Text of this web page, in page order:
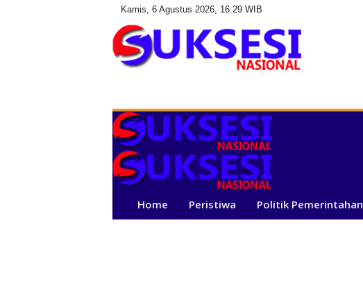
Kamis, 6 Agustus 2026, 16:29 WIB
s
e
i
N
i
Home Peristiwa Politik Pemerintahan